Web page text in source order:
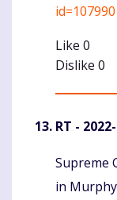
Like 0
Dislike 0
RT -
Supreme
in